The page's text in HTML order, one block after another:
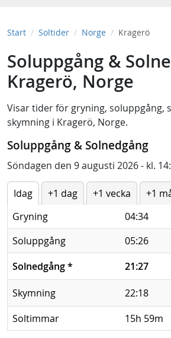
Start Soltider Norge Kragerö
Soluppgång &
Kragerö, Norge
Visar tider för gryning, soluppgång,
skymning i Kragerö, Norge.
Soluppgång & Solnedgång
Söndagen den 9 augusti 2026 - kl.
Idag +1 dag +1 vecka
+1
Gryning
04:34
Soluppgång
05:26
Solnedgång* 21:27
Skymning 22:18
Soltimmar 15h 59m